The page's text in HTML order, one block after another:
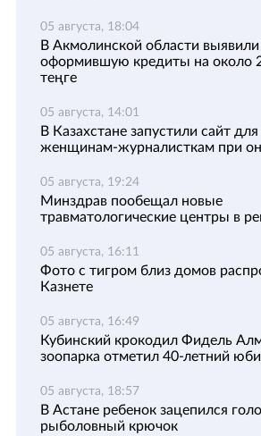
05 августа, 18:04
В Акмолинской области
оформившую кредиты на около
теңге
05 августа, 14:01
В Казахстане запустили сайт
женщинам-журналисткам при
05 августа, 19:24
Минздрав пообещал новые
травматологические центры в
05 августа, 16:11
Фото с тигром близ домов
Казнете
05 августа, 16:49
Кубинский крокодил Фидель
зоопарка отметил 40-летний
05 августа, 18:57
В Астане ребенок зацепился
рыболовный крючок